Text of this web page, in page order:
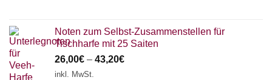
Noten zum Selbst-Zusammenstellen für
Tischharfe mit 25 Saiten
26,00€ – 43,20€
inkl. MwSt.